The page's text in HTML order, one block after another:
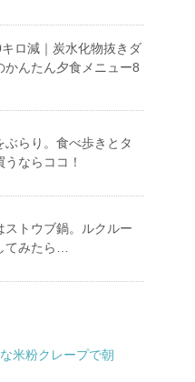
ロ減｜炭水化物抜きダ
かんたん夕食メニュー8
ぶらり。食べ歩きとタ
ならココ！
ストウブ鍋。ルクルー
てみたら…
米粉クレープで朝